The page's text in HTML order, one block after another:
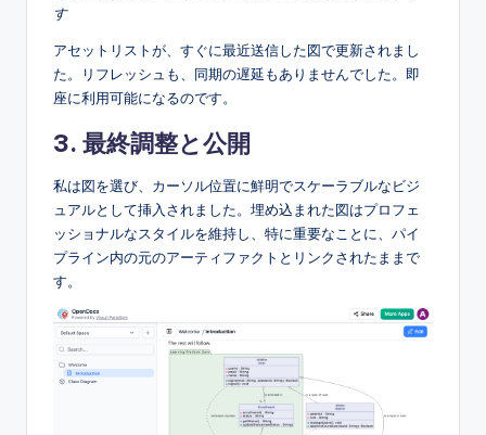
す
アセットリストが、すぐに最近送信した図で更新されまし
た。リフレッシュも、同期の遅延もありませんでした。即
座に利用可能になるのです。
3. 最終調整と公開
私は図を選び、カーソル位置に鮮明でスケーラブルなビジ
ュアルとして挿入されました。埋め込まれた図はプロフェ
ッショナルなスタイルを維持し、特に重要なことに、パイ
プライン内の元のアーティファクトとリンクされたままで
す。